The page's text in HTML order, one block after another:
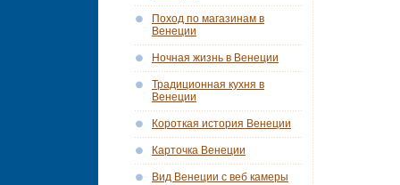
Поход по магазинам в
Венеции
Ночная жизнь в Венеции
Традиционная кухня в
Венеции
Короткая история Венеции
Карточка Венеции
Вид Венеции с веб камеры